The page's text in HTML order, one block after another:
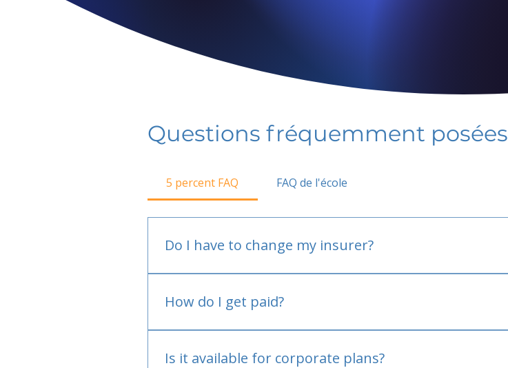
Questions fréquemment posées
5 percent FAQ FAQ de l'école
Do I have to change my insurer?
How do I get paid?
Is it available for corporate plans?